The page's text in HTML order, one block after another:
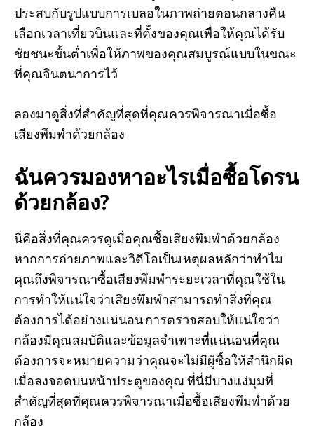
ประสบกับรูปแบบการเบลอในภาพถ่ายตอนกลางคืน
เลือกเวลาเที่ยวบินและที่ตั้งของคุณเพื่อให้คุณได้รับ
ชัยชนะขั้นต่ำเพื่อให้ภาพของคุณสมบูรณ์แบบในขณะ
ที่คุณจินตนาการไว้
ลองมาดูสิ่งที่สำคัญที่สุดที่คุณควรพิจารณาเมื่อซื้อ
เสียงพึมพำด้วยกล้อง
ฉันควรมองหาอะไรเมื่อซื้อโดรน
ด้วยกล้อง?
นี่คือสิ่งที่คุณควรดูเมื่อคุณซื้อเสียงพึมพำด้วยกล้อง
หากการถ่ายภาพและวิดีโอเป็นเหตุผลหลักว่าทำไม
คุณถึงพิจารณาซื้อเสียงพึมพำระยะเวลาที่คุณใช้ใน
การทำให้แน่ใจว่าเสียงพึมพำสามารถทำสิ่งที่คุณ
ต้องการได้อย่างแน่นอน การตรวจสอบให้แน่ใจว่า
กล้องมีคุณสมบัติและข้อมูลจำเพาะที่แน่นอนที่คุณ
ต้องการจะหมายความว่าคุณจะไม่มีผู้ซื้อให้สำนึกผิด
เมื่อลงจอดบนหน้าประตูของคุณ ที่นี่มีบางแง่มุมที่
สำคัญที่สุดที่คุณควรพิจารณาเมื่อซื้อเสียงพึมพำด้วย
กล้อง